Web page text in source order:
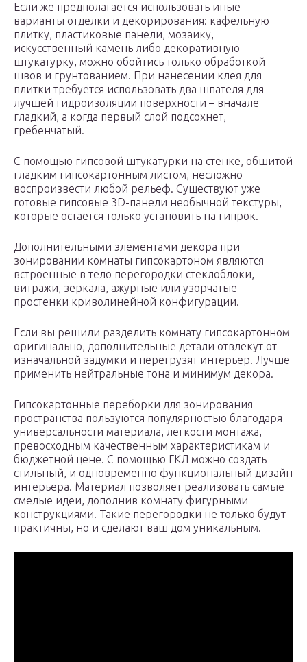
Если же предполагается использовать иные
варианты отделки и декорирования: кафельную
плитку, пластиковые панели, мозаику,
искусственный камень либо декоративную
штукатурку, можно обойтись только обработкой
швов и грунтованием. При нанесении клея для
плитки требуется использовать два шпателя для
лучшей гидроизоляции поверхности – вначале
гладкий, а когда первый слой подсохнет,
гребенчатый.
С помощью гипсовой штукатурки на стенке, обшитой
гладким гипсокартонным листом, несложно
воспроизвести любой рельеф. Существуют уже
готовые гипсовые 3D-панели необычной текстуры,
которые остается только установить на гипрок.
Дополнительными элементами декора при
зонировании комнаты гипсокартоном являются
встроенные в тело перегородки стеклоблоки,
витражи, зеркала, ажурные или узорчатые
простенки криволинейной конфигурации.
Если вы решили разделить комнату гипсокартонном
оригинально, дополнительные детали отвлекут от
изначальной задумки и перегрузят интерьер. Лучше
применить нейтральные тона и минимум декора.
Гипсокартонные переборки для зонирования
пространства пользуются популярностью благодаря
универсальности материала, легкости монтажа,
превосходным качественным характеристикам и
бюджетной цене. С помощью ГКЛ можно создать
стильный, и одновременно функциональный дизайн
интерьера. Материал позволяет реализовать самые
смелые идеи, дополнив комнату фигурными
конструкциями. Такие перегородки не только будут
практичны, но и сделают ваш дом уникальным.